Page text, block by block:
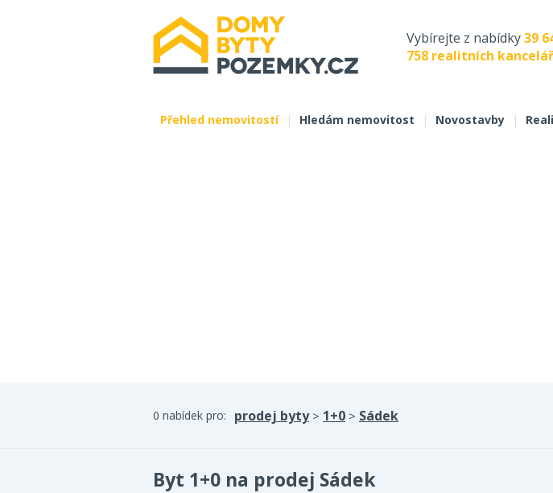
Vybírejte z nabídky39
758 realitních
Přehled nemovitostí | Hledám nemovitost | Novostavby |
0 nabídek pro: prodej byty> 1+0 > Sádek
Byt 1+0 na prodej Sádek